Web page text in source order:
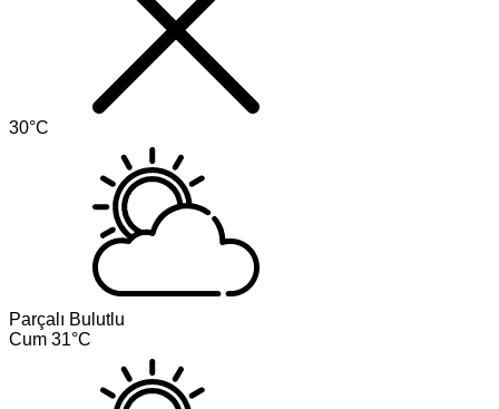
30°C
Parçalı Bulutlu
Cum 31°C